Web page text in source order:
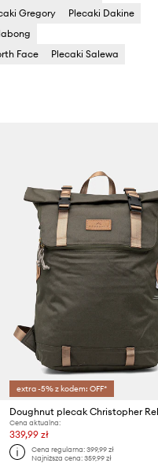
Gregory
Plecaki Dakine
Face
Plecaki Salewa
extra -5% z kodem: OFF*
Doughnut plecak Christopher
Cena aktualna:
339,99 zł
Cena regularna: 399,99 zł
Najniższa cena: 359,99 zł